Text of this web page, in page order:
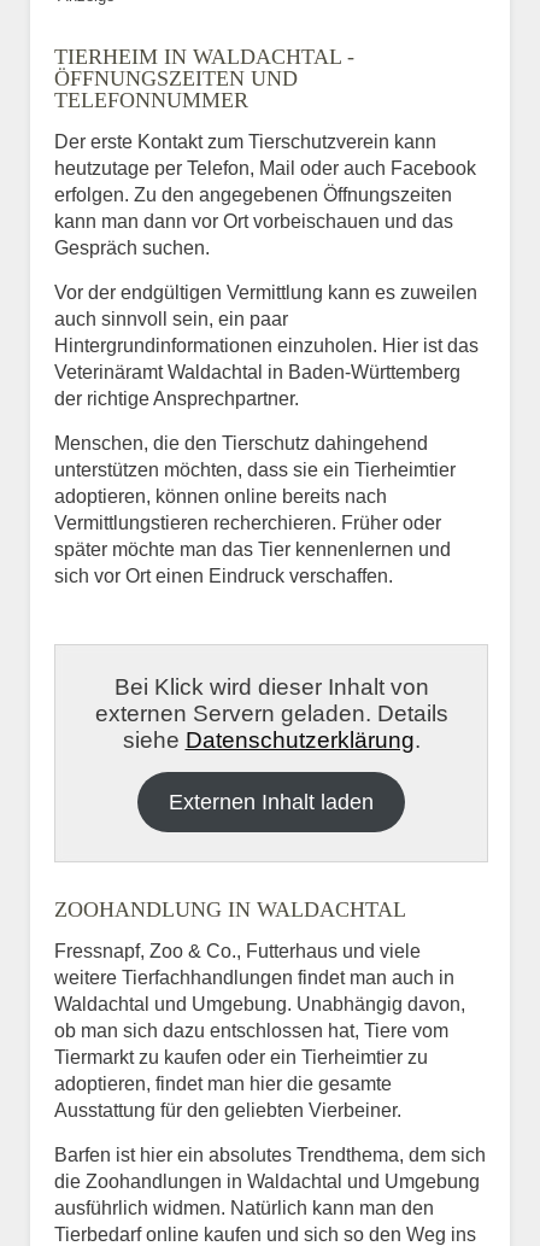
TIERHEIM IN WALDACHTAL -
ÖFFNUNGSZEITEN UND
TELEFONNUMMER
Der erste Kontakt zum Tierschutzverein kann
heutzutage per Telefon, Mail oder auch Facebook
erfolgen. Zu den angegebenen Öffnungszeiten
kann man dann vor Ort vorbeischauen und das
Gespräch suchen.
Vor der endgültigen Vermittlung kann es zuweilen
auch sinnvoll sein, ein paar
Hintergrundinformationen einzuholen. Hier ist das
Veterinäramt Waldachtal in Baden-Württemberg
der richtige Ansprechpartner.
Menschen, die den Tierschutz dahingehend
unterstützen möchten, dass sie ein Tierheimtier
adoptieren, können online bereits nach
Vermittlungstieren recherchieren. Früher oder
später möchte man das Tier kennenlernen und
sich vor Ort einen Eindruck verschaffen.
Bei Klick wird dieser Inhalt von
externen Servern geladen. Details
siehe Datenschutzerklärung.
Externen Inhalt laden
ZOOHANDLUNG IN WALDACHTAL
Fressnapf, Zoo & Co., Futterhaus und viele
weitere Tierfachhandlungen findet man auch in
Waldachtal und Umgebung. Unabhängig davon,
ob man sich dazu entschlossen hat, Tiere vom
Tiermarkt zu kaufen oder ein Tierheimtier zu
adoptieren, findet man hier die gesamte
Ausstattung für den geliebten Vierbeiner.
Barfen ist hier ein absolutes Trendthema, dem sich
die Zoohandlungen in Waldachtal und Umgebung
ausführlich widmen. Natürlich kann man den
Tierbedarf online kaufen und sich so den Weg ins